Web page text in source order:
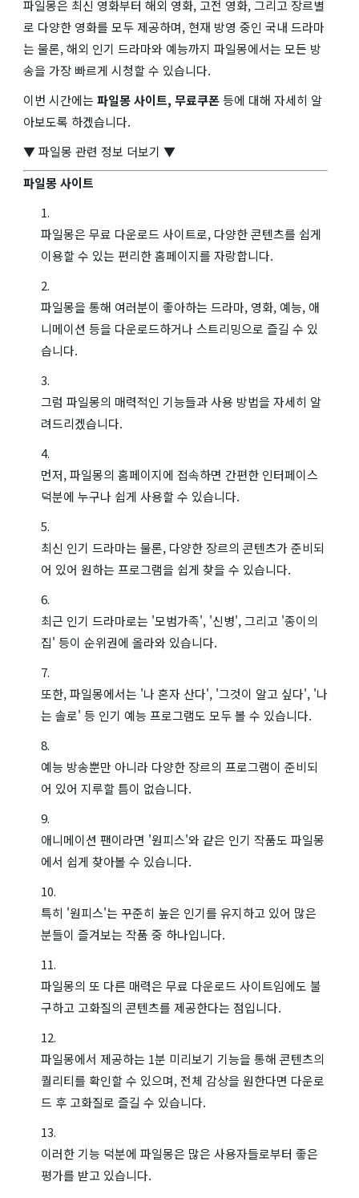
파일몽은 최신 영화부터 해외 영화, 고전 영화, 그리고 장르별
로 다양한 영화를 모두 제공하며, 현재 방영 중인 국내 드라마
는 물론, 해외 인기 드라마와 예능까지 파일몽에서는 모든 방
송을 가장 빠르게 시청할 수 있습니다.
이번 시간에는 파일몽 사이트, 무료쿠폰등에 대해 자세히 알
아보도록 하겠습니다.
▼ 파일몽 관련 정보 더보기 ▼
파일몽 사이트
파일몽은 무료 다운로드 사이트로, 다양한 콘텐츠를 쉽게
이용할 수 있는 편리한 홈페이지를 자랑합니다.
파일몽을 통해 여러분이 좋아하는 드라마, 영화, 예능, 애
니메이션 등을 다운로드하거나 스트리밍으로 즐길 수 있
습니다.
그럼 파일몽의 매력적인 기능들과 사용 방법을 자세히 알
려드리겠습니다.
먼저, 파일몽의 홈페이지에 접속하면 간편한 인터페이스
덕분에 누구나 쉽게 사용할 수 있습니다.
최신 인기 드라마는 물론, 다양한 장르의 콘텐츠가 준비되
어 있어 원하는 프로그램을 쉽게 찾을 수 있습니다.
최근 인기 드라마로는 '모범가족', '신병', 그리고 '종이의
집' 등이 순위권에 올라와 있습니다.
또한, 파일몽에서는 '나 혼자 산다', '그것이 알고 싶다', '나
는 솔로' 등 인기 예능 프로그램도 모두 볼 수 있습니다.
예능 방송뿐만 아니라 다양한 장르의 프로그램이 준비되
어 있어 지루할 틈이 없습니다.
애니메이션 팬이라면 '원피스'와 같은 인기 작품도 파일몽
에서 쉽게 찾아볼 수 있습니다.
특히 '원피스'는 꾸준히 높은 인기를 유지하고 있어 많은
분들이 즐겨보는 작품 중 하나입니다.
파일몽의 또 다른 매력은 무료 다운로드 사이트임에도 불
구하고 고화질의 콘텐츠를 제공한다는 점입니다.
파일몽에서 제공하는 1분 미리보기 기능을 통해 콘텐츠의
퀄리티를 확인할 수 있으며, 전체 감상을 원한다면 다운로
드 후 고화질로 즐길 수 있습니다.
이러한 기능 덕분에 파일몽은 많은 사용자들로부터 좋은
평가를 받고 있습니다.